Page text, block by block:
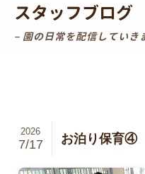
スタッフブログ
– 園の日常を配信していき
お泊り保育④
2026
7/17